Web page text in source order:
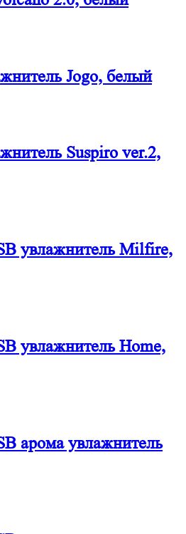
Jogo, белый
Suspiro ver.2,
увлажнитель Milfire,
увлажнитель Home,
арома увлажнитель